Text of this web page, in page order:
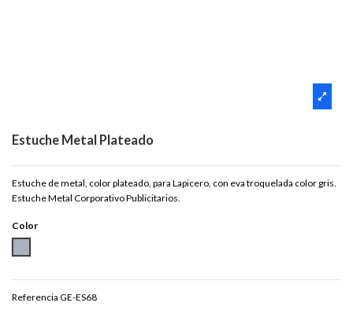
Estuche Metal Plateado
Estuche de metal, color plateado, para Lapicero, con eva troquelada color gris.
Estuche Metal Corporativo Publicitarios.
Color
Referencia GE-ES68